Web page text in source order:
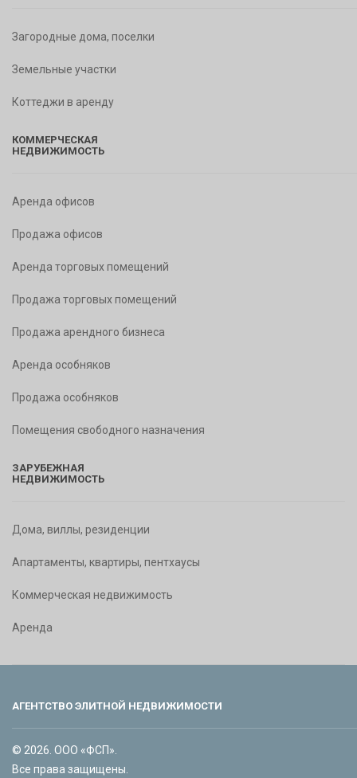
Загородные дома, поселки
Земельные участки
Коттеджи в аренду
КОММЕРЧЕСКАЯ
НЕДВИЖИМОСТЬ
Аренда офисов
Продажа офисов
Аренда торговых помещений
Продажа торговых помещений
Продажа арендного бизнеса
Аренда особняков
Продажа особняков
Помещения свободного назначения
ЗАРУБЕЖНАЯ
НЕДВИЖИМОСТЬ
Дома, виллы, резиденции
Апартаменты, квартиры, пентхаусы
Коммерческая недвижимость
Аренда
АГЕНТСТВО ЭЛИТНОЙ НЕДВИЖИМОСТИ
© 2026. ООО «ФСП».
Все права защищены.